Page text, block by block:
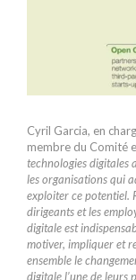
Cyril Garcia, en
membre du Comité
technologies digitales
les organisations qui
exploiter ce potentiel.
dirigeants et les
digitale est
motiver, impliquer et
ensemble le
digitale l’une de